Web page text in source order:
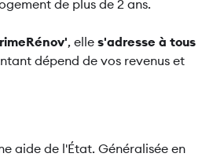
de plus de 2 ans.
, elle s'adresse à tous
dépend de vos revenus et
aide de l'État. Généralisée en